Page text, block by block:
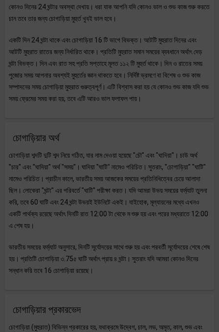
কোনও দিনের 24 ঘন্টার অবস্থা দেখায়। ধরা যাক আপনি যদি কোনও ভাল ও শুভ কাজ শুরু করতে
চান তবে তার জন্য চোগাড়িয়া মুহুর্ত খুবই ভাল হবে।
একটি দিন 24 ঘন্টা থাকে এবং চোগাড়িয়া 16 টি ভাগে বিভক্ত। আটটি মুহুরাত দিনের এবং
আটটি মুহুরাত রাতের জন্য নির্ধারিত থাকে। প্রতিটি মুহুরাত সমান সময়ের ব্যবধানে অর্থাৎ দেড়
ঘন্টা বিভক্ত। দিন এবং রাত সহ প্রতি সপ্তাহে মূলত ১১২ টি মুহুর্ত থাকে। দিন ও রাতের সময়
পুজোর সময় আপনার অবশ্যই মুহুর্তের জ্ঞান থাকতে হবে। নির্দিষ্ট ভ্রমণে বা বিশেষ ও শুভ কাজ
সম্পাদনের সময় চোগাড়িয়া মুহুরাত গুরুত্বপূর্ণ। এটি বিশ্বাস করা হয় যে কোনও শুভ কাজ যদি শুভ
সময় ফ্রেমের সময় করা হয়, তবে এটি আরও ভাল ফলাফল পায়।
চোগাড়িয়ার অর্থ
চোগাড়িয়া শব্দটি দুটি শব্দ নিয়ে গঠিত, যার নাম দেওয়া হয়েছে "চৌ" এবং "ঘাদিয়া"। চাউ অর্থ
"চার" এবং "ঘাদিয়া" অর্থ "সময়"। ঘাদিয়া "ঘাটি" নামেও পরিচিত। সুতরাং, "চোগাড়িয়া" "ঘাটি"
নামেও পরিচিত। প্রাচীন কালে, ভারতীয় সময় আজকের সময়ের প্রতিনিধিত্বের চেয়ে আলাদা
ছিল। লোকেরা "ঘন্টা" এর পরিবর্তে "ঘাটি" পরীক্ষা করত। যদি আমরা উভয় সময়ের ফর্ম্যাট তুলনা
করি, তবে 60 ঘাটি এবং 24 ঘন্টা উভয়ই ইউনিটে একই। যাইহোক, মূল্যায়নের মধ্যে এখনও
একটি পার্থক্য রয়েছে অর্থাৎ দিনটি রাত 12:00 টা থেকে ম শুরু হয় এবং পরের মধ্যরাতে 12:00
এ শেষ হয়।
ভারতীয় সময়ের ফর্ম্যাট অনুসারে, দিনটি সূর্যোদয়ের সাথে শুরু হয় এবং পরবর্তী সূর্যোদয়ের শেষে শেষ
হয়। প্রতিটি চোগাড়িয়া ৩.75৫ ঘাটি অর্থাৎ প্রায় ৪ ঘন্টা। সুতরাং যদি আমরা কোনও দিনের
সন্ধান করি তবে 16 চোগাড়িয়া রয়েছে।
চোগাড়িয়ার প্রকারভেদ
চোগাড়িয়া (মুহুরাত) বিভিন্ন প্রকারের হয়, যথাক্রমে উদ্বেগ, চাল, লভ, অমৃত, কাল, শুভ এবং